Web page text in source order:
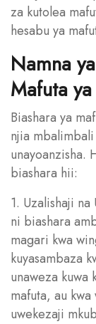
za kutolea
hesabu ya
Namna
Mafuta
Biashara ya
njia
unayoanzisha.
biashara hii:
1. Uzalishaji
ni biashara
magari kwa
kuyasambaza
unaweza kuwa
mafuta, au
uwekezaji